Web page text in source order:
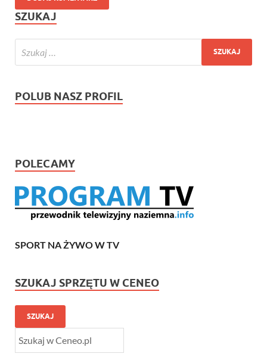
SZUKAJ
POLUB NASZ PROFIL
POLECAMY
SPORT NA ŻYWO W TV
SZUKAJ SPRZĘTU W CENEO
SZUKAJ